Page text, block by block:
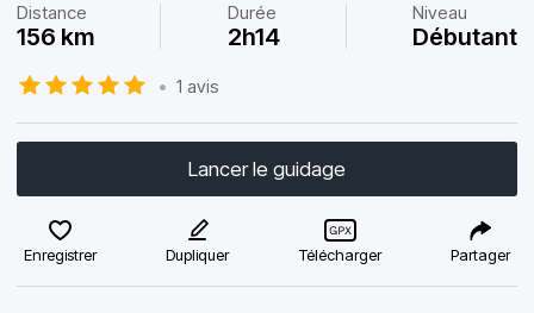
Distance
156 km
Durée
2h14
Niveau
Débutant
• 1 avis
Lancer le guidage
Enregistrer Dupliquer Télécharger Partager